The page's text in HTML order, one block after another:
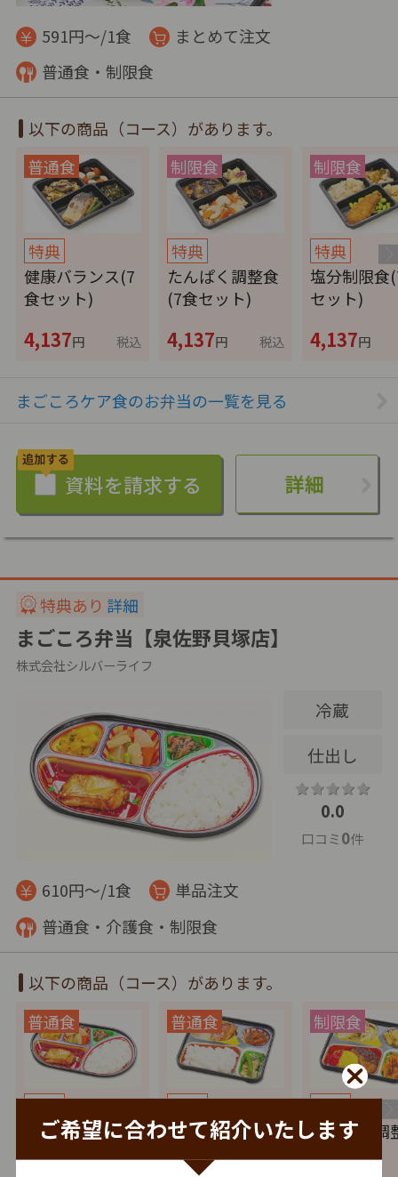
ご希望に合わせて紹介いたします
591円～/1食
まとめて注文
普通食・制限食
以下の商品（コース）があります。
特典
健康バランス(7
食セット)
4,137円 税込
特典
たんぱく調整食
(7食セット)
4,137円 税込
特典
塩分制限食
セット)
4,137円
まごころケア食のお弁当の一覧を見る
詳細
特典あり 詳細
まごころ弁当【泉佐野貝塚店】
株式会社シルバーライフ
冷蔵
仕出し
0.0
口コミ0件
610円～/1食
単品注文
普通食・介護食・制限食
以下の商品（コース）があります。
特典
普通食
特典
小町
特典
カロリー調